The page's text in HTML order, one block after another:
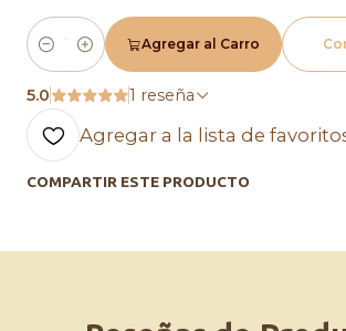
Cantidad
Agregar al Carro
5.0 1 reseña
Agregar a la lista de
COMPARTIR ESTE PRODUCTO